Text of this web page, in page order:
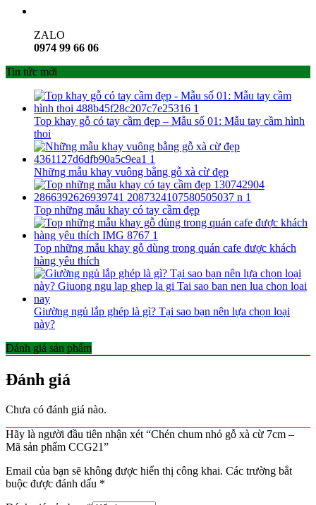
ZALO
0974 99 66 06
Tin tức mới
Top khay gỗ có tay cầm đẹp – Mẫu số 01: Mẫu tay cầm hình
thoi
Những mẫu khay vuông bằng gỗ xà cừ đẹp
Top những mẫu khay có tay cầm đẹp
Top những mẫu khay gỗ dùng trong quán cafe được khách
hàng yêu thích
Giường ngủ lắp ghép là gì? Tại sao bạn nên lựa chọn loại
này?
Đánh giá sản phẩm
Đánh giá
Chưa có đánh giá nào.
Hãy là người đầu tiên nhận xét “Chén chum nhỏ gỗ xà cừ 7cm –
Mã sản phẩm CCG21”
Email của bạn sẽ không được hiển thị công khai. Các trường bắt
buộc được đánh dấu *